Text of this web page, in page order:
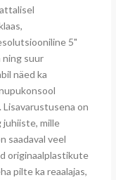
5"
suur
näed ka
on
juhiiste, mille
saadaval veel
originaalplastikute
pilte ka reaalajas,